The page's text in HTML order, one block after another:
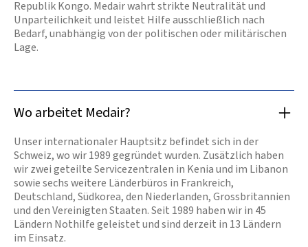
Republik Kongo. Medair wahrt strikte Neutralität und
Unparteilichkeit und leistet Hilfe ausschließlich nach
Bedarf, unabhängig von der politischen oder militärischen
Lage.
Wo arbeitet Medair?
Unser internationaler Hauptsitz befindet sich in der
Schweiz, wo wir 1989 gegründet wurden. Zusätzlich haben
wir zwei geteilte Servicezentralen in Kenia und im Libanon
sowie sechs weitere Länderbüros in Frankreich,
Deutschland, Südkorea, den Niederlanden, Grossbritannien
und den Vereinigten Staaten. Seit 1989 haben wir in 45
Ländern Nothilfe geleistet und sind derzeit in 13 Ländern
im Einsatz.